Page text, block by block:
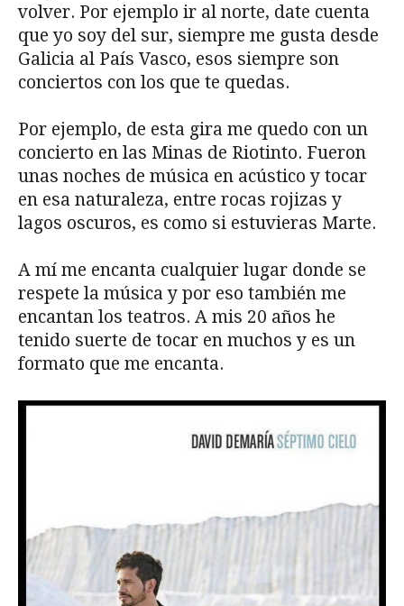
volver. Por ejemplo ir al norte, date cuenta
que yo soy del sur, siempre me gusta desde
Galicia al País Vasco, esos siempre son
conciertos con los que te quedas.
Por ejemplo, de esta gira me quedo con un
concierto en las Minas de Riotinto. Fueron
unas noches de música en acústico y tocar
en esa naturaleza, entre rocas rojizas y
lagos oscuros, es como si estuvieras Marte.
A mí me encanta cualquier lugar donde se
respete la música y por eso también me
encantan los teatros. A mis 20 años he
tenido suerte de tocar en muchos y es un
formato que me encanta.